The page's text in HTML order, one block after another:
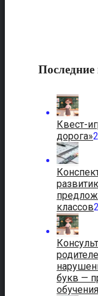
Последние
Квест-
дорога»
классов
букв —